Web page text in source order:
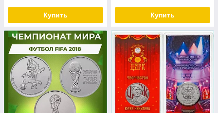
Купить Купить